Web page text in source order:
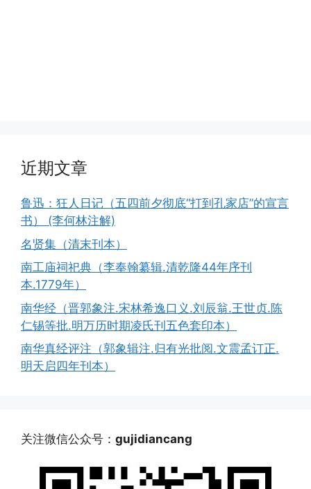
近期文章
鲁迅：狂人日记（五四前夕彻底“打到孔家店”的宣言
书） (李何林注解)
名贤集（清末刊本）
南工庙祠祀典（李奉翰纂辑.清乾隆44年序刊
本.1779年）
南华经（晋郭象注.宋林希逸口义.刘辰翁.王世贞.陈
仁锡等批.明万历时期凌氏刊五色套印本）
南华真经评注（郭象辑注.归有光批阅.文震孟订正.
明天启四年刊本）
关注微信公众号： gujidiancang